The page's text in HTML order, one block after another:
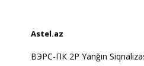
Astel.az
ВЭРС-ПК 2P Yanğın